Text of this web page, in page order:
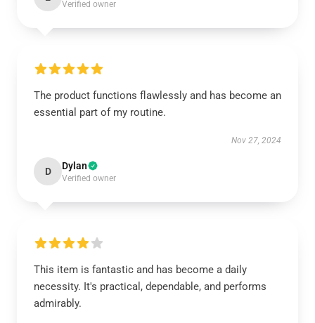
Verified owner
The product functions flawlessly and has become an
essential part of my routine.
Nov 27, 2024
D Dylan
Verified owner
This item is fantastic and has become a daily
necessity. It's practical, dependable, and performs
admirably.